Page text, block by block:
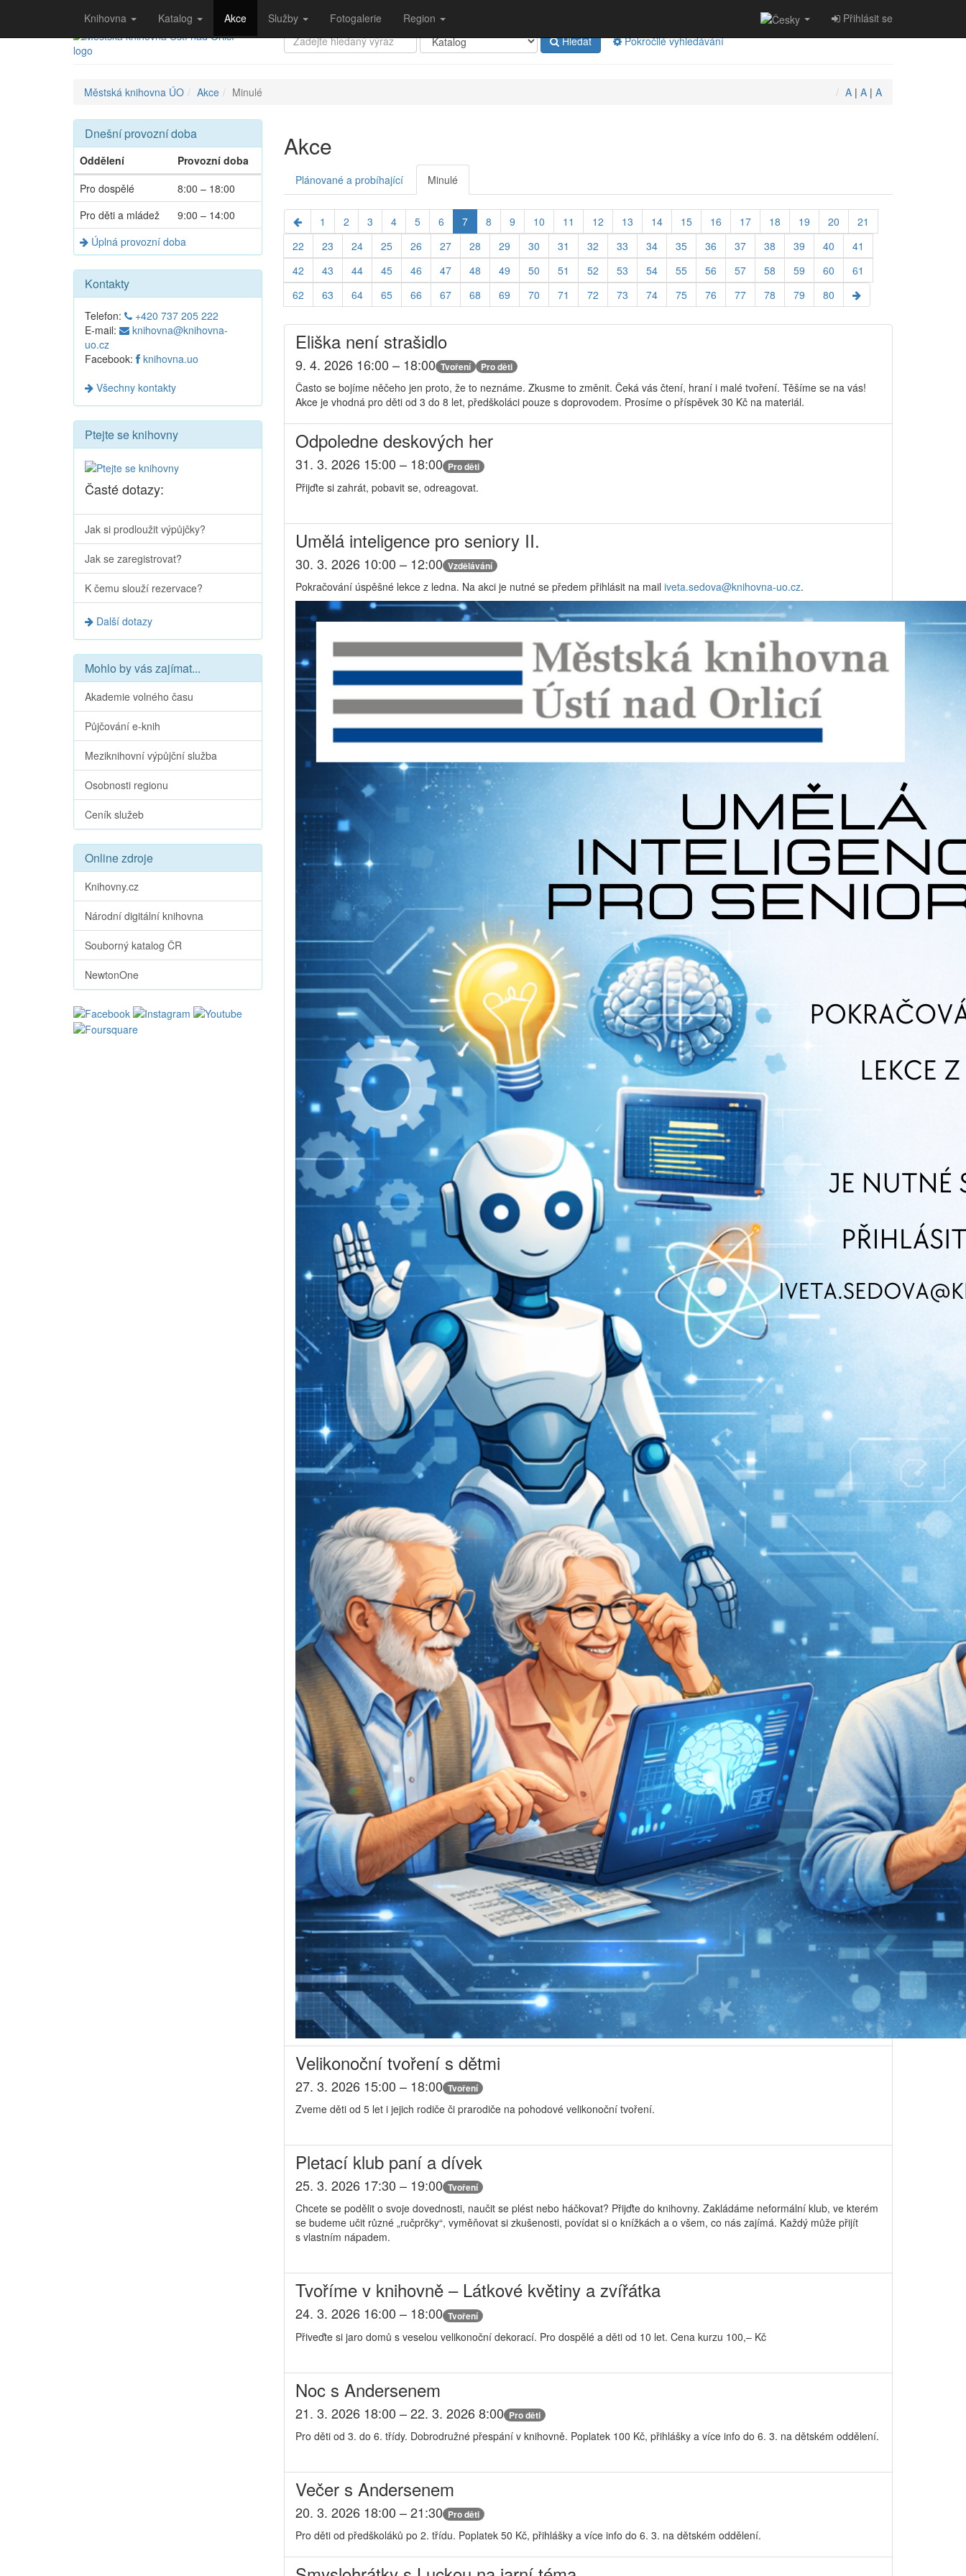
Knihovna Katalog Akce Služby Fotogalerie Region
Přihlásit se
Klávesové
zkratky
Hledat: Hledat Pokročilé vyhledávání
Drobečková
navigace
Městská knihovna ÚO Akce Minulé A | A | A
Akce
Plánované a probíhající Minulé
1 2 3 4 5 6 7 8 9 10 11 12 13 14 15 16 17 18 19 20
21
22
23 24 25 26 27 28 29 30 31 32 33 34 35 36 37 38 39 40
41
42
43 44 45 46 47 48 49 50 51 52 53 54 55 56 57 58 59 60
61
62
63 64 65 66 67 68 69 70 71 72 73 74 75 76 77 78 79 80
Eliška není strašidlo
9. 4. 2026 16:00 – 18:00 Tvoření Pro děti
Často se bojíme něčeho jen proto, že to neznáme. Zkusme to změnit. Čeká vás čtení, hraní i malé tvoření. Těšíme se na vás!
Akce je vhodná pro děti od 3 do 8 let, předškoláci pouze s doprovodem. Prosíme o příspěvek 30 Kč na materiál.
Odpoledne deskových her
31. 3. 2026 15:00 – 18:00 Pro děti
Přijďte si zahrát, pobavit se, odreagovat.
Umělá inteligence pro seniory II.
30. 3. 2026 10:00 – 12:00 Vzdělávání
Pokračování úspěšné lekce z ledna. Na akci je nutné se předem přihlásit na mail iveta.sedova@knihovna-uo.cz.
Velikonoční tvoření s dětmi
27. 3. 2026 15:00 – 18:00 Tvoření
Zveme děti od 5 let i jejich rodiče či prarodiče na pohodové velikonoční tvoření.
Pletací klub paní a dívek
25. 3. 2026 17:30 – 19:00 Tvoření
Chcete se podělit o svoje dovednosti, naučit se plést nebo háčkovat? Přijďte do knihovny. Zakládáme neformální klub, ve kterém
se budeme učit různé „ručprčky“, vyměňovat si zkušenosti, povídat si o knížkách a o všem, co nás zajímá. Každý může přijít
s vlastním nápadem.
Tvoříme v knihovně – Látkové květiny a zvířátka
24. 3. 2026 16:00 – 18:00 Tvoření
Přiveďte si jaro domů s veselou velikonoční dekorací. Pro dospělé a děti od 10 let. Cena kurzu 100,– Kč
Noc s Andersenem
21. 3. 2026 18:00 – 22. 3. 2026 8:00 Pro děti
Pro děti od 3. do 6. třídy. Dobrodružné přespání v knihovně. Poplatek 100 Kč, přihlášky a více info do 6. 3. na dětském oddělení.
Večer s Andersenem
20. 3. 2026 18:00 – 21:30 Pro děti
Pro děti od předškoláků po 2. třídu. Poplatek 50 Kč, přihlášky a více info do 6. 3. na dětském oddělení.
Dnešní provozní doba
Dnešní
provozní
doba
Oddělení
Provozní doba
Pro dospělé
8:00 – 18:00
Pro děti a mládež
9:00 – 14:00
Úplná provozní doba
Kontakty
Telefon:
+420 737 205 222
E-mail:
knihovna@knihovna-
uo.cz
Facebook: knihovna.uo
Všechny kontakty
Ptejte se knihovny
Časté dotazy:
Jak si prodloužit výpůjčky?
Jak se zaregistrovat?
K čemu slouží rezervace?
Další dotazy
Mohlo by vás zajímat...
Akademie volného času
Půjčování e-knih
Meziknihovní výpůjční služba
Osobnosti regionu
Ceník služeb
Online zdroje
Knihovny.cz
Národní digitální knihovna
Souborný katalog ČR
NewtonOne